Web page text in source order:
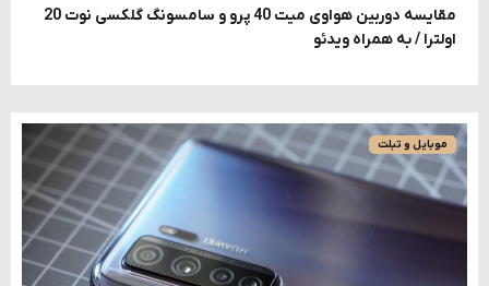
مقایسه دوربین هواوی میت 40 پرو و سامسونگ گلکسی نوت 20
اولترا / به همراه ویدئو
موبایل و تبلت